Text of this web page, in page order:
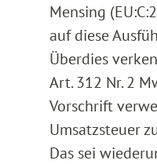
Mensing
auf diese
Überdies
Art. 312 Nr. 2
Vorschrift
Umsatzsteuer
Das sei